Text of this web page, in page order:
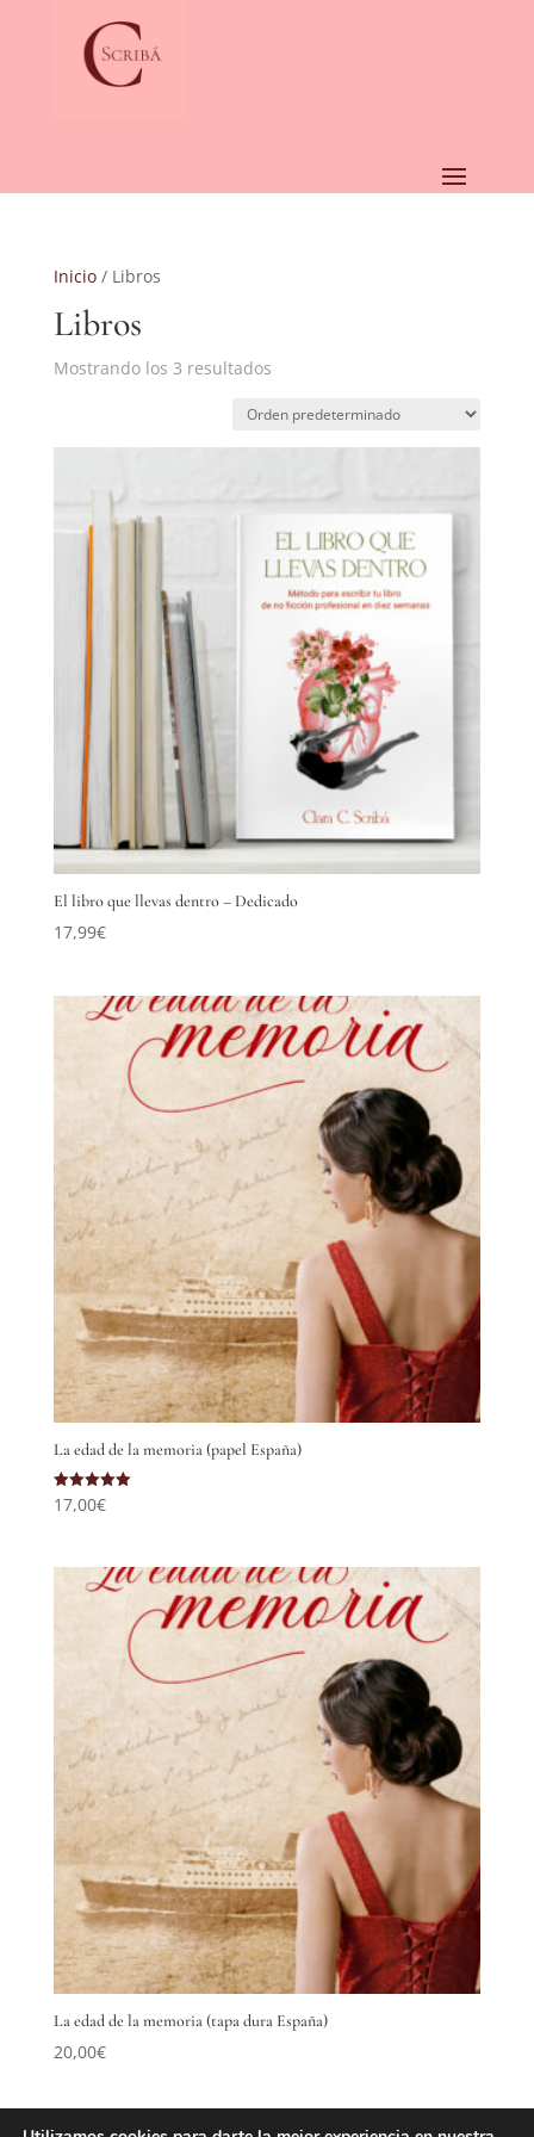
Inicio/ Libros
Libros
Mostrando los 3 resultados
El libro que llevas dentro – Dedicado
17,99€
La edad de la memoria (papel España)
Valorado
con
17,00€
La edad de la memoria (tapa dura España)
20,00€